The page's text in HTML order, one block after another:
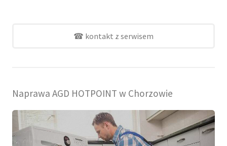
☎ kontakt z serwisem
Naprawa AGD HOTPOINT w Chorzowie